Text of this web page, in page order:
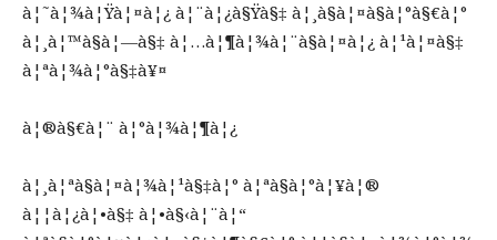
à¦˜à¦¾à¦Ÿà¦¤à¦¿ à¦¨à¦¿à§Ÿà§‡ à¦¸à§à¦¤à§à¦°à§€à¦°
à¦¸à¦™à§à¦—à§‡ à¦…à¦¶à¦¾à¦¨à§à¦¤à¦¿ à¦¹à¦¤à§‡
à¦ªà¦¾à¦°à§‡à¥¤
à¦®à§€à¦¨ à¦°à¦¾à¦¶à¦¿
à¦¸à¦ªà§à¦¤à¦¾à¦¹à§‡à¦° à¦ªà§à¦°à¦¥à¦®
à¦¦à¦¿à¦•à§‡ à¦•à§‹à¦¨à¦“